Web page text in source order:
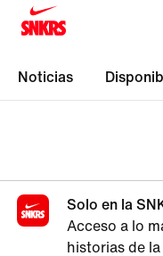
Noticias
Solo en la
Acceso a lo
historias de